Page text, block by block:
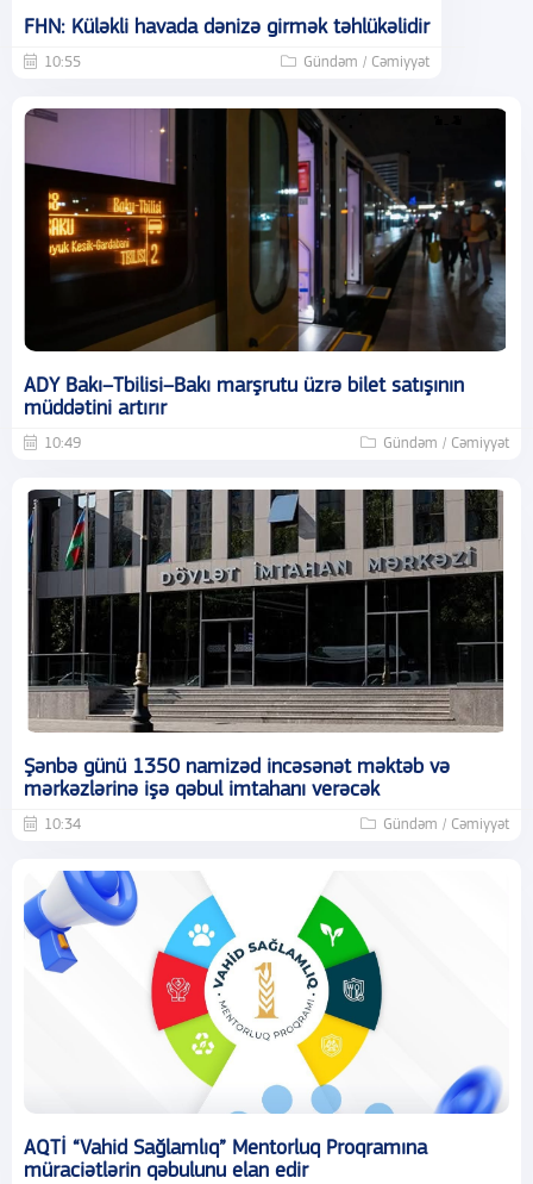
FHN: Küləkli havada dənizə girmək təhlükəlidir
10:55 Gündəm / Cəmiyyət
ADY Bakı–Tbilisi–Bakı marşrutu üzrə bilet satışının
müddətini artırır
10:49 Gündəm / Cəmiyyət
Şənbə günü 1350 namizəd incəsənət məktəb və
mərkəzlərinə işə qəbul imtahanı verəcək
10:34 Gündəm / Cəmiyyət
AQTİ “Vahid Sağlamlıq” Mentorluq Proqramına
müraciətlərin qəbulunu elan edir